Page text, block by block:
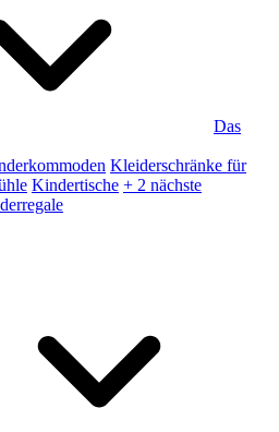
Das
Kleiderschränke für
Kindertische + 2 nächste